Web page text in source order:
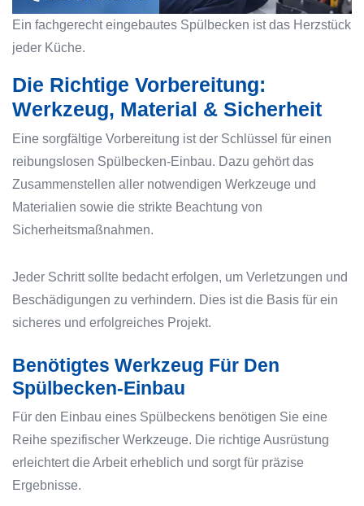
Ein fachgerecht eingebautes Spülbecken ist das Herzstück
jeder Küche.
Die Richtige Vorbereitung:
Werkzeug, Material & Sicherheit
Eine sorgfältige Vorbereitung ist der Schlüssel für einen
reibungslosen Spülbecken-Einbau. Dazu gehört das
Zusammenstellen aller notwendigen Werkzeuge und
Materialien sowie die strikte Beachtung von
Sicherheitsmaßnahmen.
Jeder Schritt sollte bedacht erfolgen, um Verletzungen und
Beschädigungen zu verhindern. Dies ist die Basis für ein
sicheres und erfolgreiches Projekt.
Benötigtes Werkzeug Für Den
Spülbecken-Einbau
Für den Einbau eines Spülbeckens benötigen Sie eine
Reihe spezifischer Werkzeuge. Die richtige Ausrüstung
erleichtert die Arbeit erheblich und sorgt für präzise
Ergebnisse.